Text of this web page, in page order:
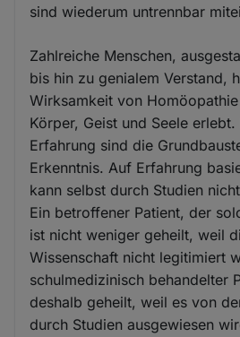
sind wiederum untrennbar
Zahlreiche Menschen,
bis hin zu genialem Verstand,
Wirksamkeit von
Körper, Geist und Seele erlebt.
Erfahrung sind die
Erkenntnis. Auf Erfahrung
kann selbst durch Studien
Ein betroffener Patient, der
ist nicht weniger geheilt, weil
Wissenschaft nicht legitimiert
schulmedizinisch behandelter
deshalb geheilt, weil es von
durch Studien ausgewiesen